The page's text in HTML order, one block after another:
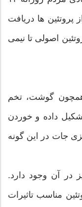
از پروتئین ها دریافت
اصولی تا نیمی
همچون گوشت، تخم
داده و خوردن
جات در این گونه
در آن وجود دارد.
مناسب تاثیرات